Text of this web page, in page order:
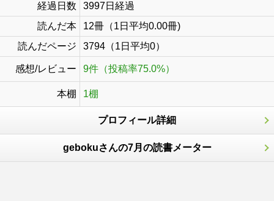
経過日数
3997日経過
読んだ本
12冊（1日平均0.00冊)
読んだページ
3794（1日平均0）
感想/レビュー 9件（投稿率75.0%）
本棚 1棚
プロフィール詳細
gebokuさんの7月の読書メーター